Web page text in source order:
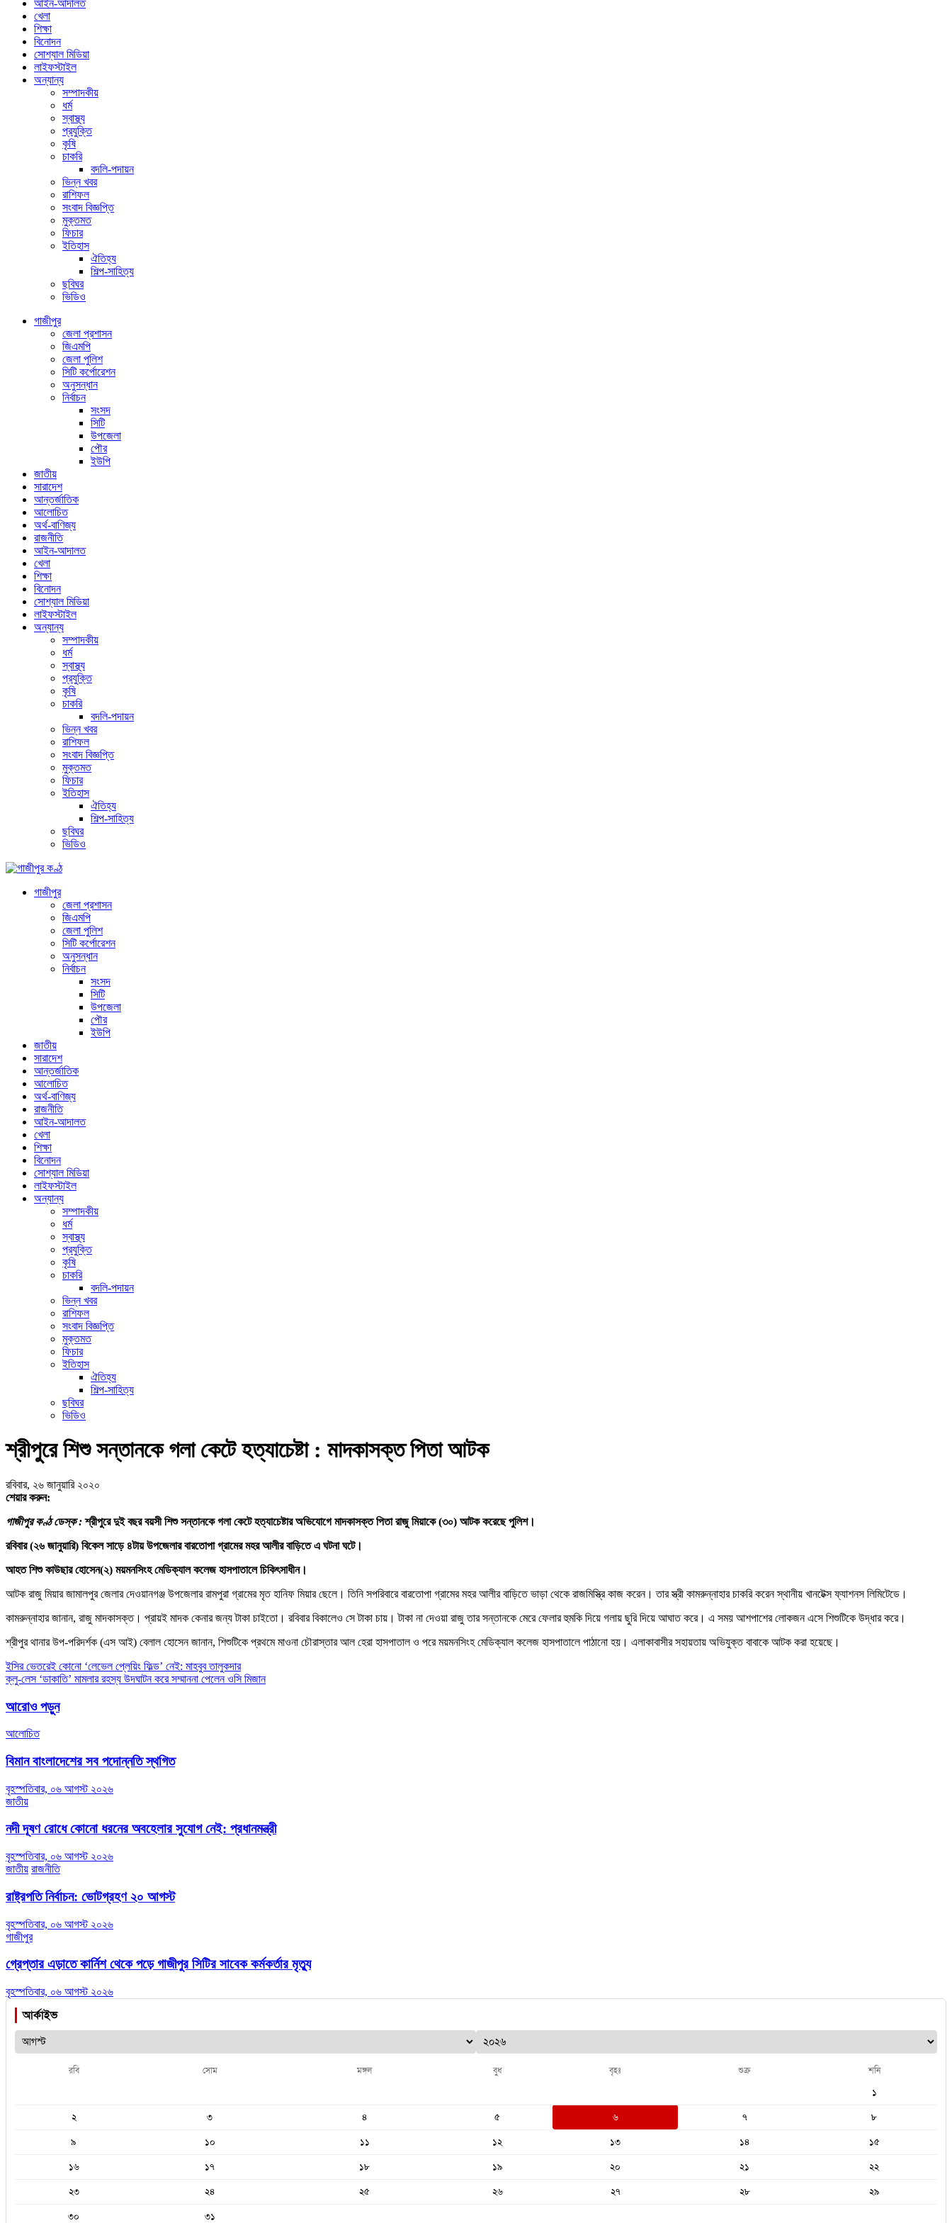
আইন-আদালত
খেলা
শিক্ষা
বিনোদন
সোশ্যাল মিডিয়া
লাইফস্টাইল
অন্যান্য
সম্পাদকীয়
ধর্ম
স্বাস্থ্য
প্রযুক্তি
কৃষি
চাকরি
বদলি-পদায়ন
ভিন্ন খবর
রাশিফল
সংবাদ বিজ্ঞপ্তি
মুক্তমত
ফিচার
ইতিহাস
ঐতিহ্য
শিল্প-সাহিত্য
ছবিঘর
ভিডিও
গাজীপুর
জেলা প্রশাসন
জিএমপি
জেলা পুলিশ
সিটি কর্পোরেশন
অনুসন্ধান
নির্বাচন
সংসদ
সিটি
উপজেলা
পৌর
ইউপি
জাতীয়
সারাদেশ
আন্তর্জাতিক
আলোচিত
অর্থ-বাণিজ্য
রাজনীতি
আইন-আদালত
খেলা
শিক্ষা
বিনোদন
সোশ্যাল মিডিয়া
লাইফস্টাইল
অন্যান্য
সম্পাদকীয়
ধর্ম
স্বাস্থ্য
প্রযুক্তি
কৃষি
চাকরি
বদলি-পদায়ন
ভিন্ন খবর
রাশিফল
সংবাদ বিজ্ঞপ্তি
মুক্তমত
ফিচার
ইতিহাস
ঐতিহ্য
শিল্প-সাহিত্য
ছবিঘর
ভিডিও
গাজীপুর
জেলা প্রশাসন
জিএমপি
জেলা পুলিশ
সিটি কর্পোরেশন
অনুসন্ধান
নির্বাচন
সংসদ
সিটি
উপজেলা
পৌর
ইউপি
জাতীয়
সারাদেশ
আন্তর্জাতিক
আলোচিত
অর্থ-বাণিজ্য
রাজনীতি
আইন-আদালত
খেলা
শিক্ষা
বিনোদন
সোশ্যাল মিডিয়া
লাইফস্টাইল
অন্যান্য
সম্পাদকীয়
ধর্ম
স্বাস্থ্য
প্রযুক্তি
কৃষি
চাকরি
বদলি-পদায়ন
ভিন্ন খবর
রাশিফল
সংবাদ বিজ্ঞপ্তি
মুক্তমত
ফিচার
ইতিহাস
ঐতিহ্য
শিল্প-সাহিত্য
ছবিঘর
ভিডিও
শ্রীপুরে শিশু সন্তানকে গলা কেটে হত্যাচেষ্টা : মাদকাসক্ত পিতা আটক
রবিবার, ২৬ জানুয়ারি ২০২০
শেয়ার করুন:
গাজীপুর কণ্ঠ ডেস্ক :শ্রীপুরে দুই বছর বয়সী শিশু সন্তানকে গলা কেটে হত্যাচেষ্টার অভিযোগে মাদকাসক্ত পিতা রাজু মিয়াকে (৩০) আটক করেছে পুলিশ।
রবিবার (২৬ জানুয়ারি) বিকেল সাড়ে ৪টায় উপজেলার বারতোপা গ্রামের মহর আলীর বাড়িতে এ ঘটনা ঘটে।
আহত শিশু কাউছার হোসেন(২) ময়মনসিংহ মেডিক্যাল কলেজ হাসপাতালে চিকিৎসাধীন।
আটক রাজু মিয়ার জামালপুর জেলার দেওয়ানগঞ্জ উপজেলার রামপুরা গ্রামের মৃত হানিফ মিয়ার ছেলে। তিনি সপরিবারে বারতোপা গ্রামের মহর আলীর বাড়িতে ভাড়া থেকে রাজমিস্ত্রি কাজ করেন। তার স্ত্রী কামরুন্নাহার চাকরি করেন স্থানীয় খানটেক্স ফ্যাশনস লিমিটেডে।
কামরুন্নাহার জানান, রাজু মাদকাসক্ত। প্রায়ই মাদক কেনার জন্য টাকা চাইতো। রবিবার বিকালেও সে টাকা চায়। টাকা না দেওয়া রাজু তার সন্তানকে মেরে ফেলার হুমকি দিয়ে গলায় ছুরি দিয়ে আঘাত করে। এ সময় আশপাশের লোকজন এসে শিশুটিকে উদ্ধার করে।
শ্রীপুর থানার উপ-পরিদর্শক (এস আই) বেলাল হোসেন জানান, শিশুটিকে প্রথমে মাওনা চৌরাস্তার আল হেরা হাসপাতাল ও পরে ময়মনসিংহ মেডিক্যাল কলেজ হাসপাতালে পাঠানো হয়। এলাকাবাসীর সহায়তায় অভিযুক্ত বাবাকে আটক করা হয়েছে।
Post
navigation
ইসির ভেতরেই কোনো ‘লেভেল প্লেয়িং ফিল্ড’ নেই: মাহবুব তালুকদার
ক্লু-লেস ‘ডাকাতি’ মামলার রহস্য উদঘাটন করে সম্মাননা পেলেন ওসি মিজান
আরোও পড়ুন
আলোচিত
বিমান বাংলাদেশের সব পদোন্নতি স্থগিত
বৃহস্পতিবার, ০৬ আগস্ট ২০২৬
জাতীয়
নদী দূষণ রোধে কোনো ধরনের অবহেলার সুযোগ নেই: প্রধানমন্ত্রী
বৃহস্পতিবার, ০৬ আগস্ট ২০২৬
জাতীয় রাজনীতি
রাষ্ট্রপতি নির্বাচন: ভোটগ্রহণ ২০ আগস্ট
বৃহস্পতিবার, ০৬ আগস্ট ২০২৬
গাজীপুর
গ্রেপ্তার এড়াতে কার্নিশ থেকে পড়ে গাজীপুর সিটির সাবেক কর্মকর্তার মৃত্যু
বৃহস্পতিবার, ০৬ আগস্ট ২০২৬
আর্কাইভ
রবি সোম মঙ্গল বুধ বৃহঃ শুক্র শনি
১
২
৩ ৪ ৫ ৬ ৭
৮
৯
১০ ১১ ১২ ১৩ ১৪
১৫
১৬
১৭ ১৮ ১৯ ২০ ২১
২২
২৩
২৪ ২৫ ২৬ ২৭ ২৮
২৯
৩০
৩১